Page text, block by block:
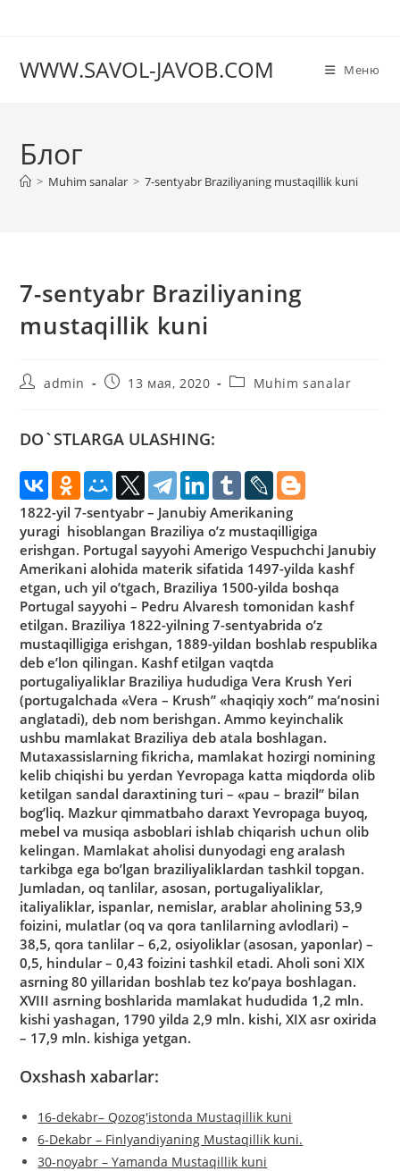
WWW.SAVOL-JAVOB.COM Меню
Блог
> Muhim sanalar > 7-sentyabr Braziliyaning mustaqillik kuni
7-sentyabr Braziliyaning
mustaqillik kuni
Авторadmin
Запись13 мая, 2020
РубрикаMuhim sanalar
DO`STLARGA ULASHING:
1822-yil 7-sentyabr – Janubiy Amerikaning
yuragi hisoblangan Braziliya o’z mustaqilligiga
erishgan. Portugal sayyohi Amerigo Vespuchchi Janubiy
Amerikani alohida materik sifatida 1497-yilda kashf
etgan, uch yil o’tgach, Braziliya 1500-yilda boshqa
Portugal sayyohi – Pedru Alvaresh tomonidan kashf
etilgan. Braziliya 1822-yilning 7-sentyabrida o’z
mustaqilligiga erishgan, 1889-yildan boshlab respublika
deb e’lon qilingan. Kashf etilgan vaqtda
portugaliyaliklar Braziliya hududiga Vera Krush Yeri
(portugalchada «Vera – Krush” «haqiqiy xoch” ma’nosini
anglatadi), deb nom berishgan. Ammo keyinchalik
ushbu mamlakat Braziliya deb atala boshlagan.
Mutaxassislarning fikricha, mamlakat hozirgi nomining
kelib chiqishi bu yerdan Yevropaga katta miqdorda olib
ketilgan sandal daraxtining turi – «pau – brazil” bilan
bog’liq. Mazkur qimmatbaho daraxt Yevropaga buyoq,
mebel va musiqa asboblari ishlab chiqarish uchun olib
kelingan. Mamlakat aholisi dunyodagi eng aralash
tarkibga ega bo’lgan braziliyaliklardan tashkil topgan.
Jumladan, oq tanlilar, asosan, portugaliyaliklar,
italiyaliklar, ispanlar, nemislar, arablar aholining 53,9
foizini, mulatlar (oq va qora tanlilarning avlodlari) –
38,5, qora tanlilar – 6,2, osiyoliklar (asosan, yaponlar) –
0,5, hindular – 0,43 foizini tashkil etadi. Aholi soni XIX
asrning 80 yillaridan boshlab tez ko’paya boshlagan.
XVIII asrning boshlarida mamlakat hududida 1,2 mln.
kishi yashagan, 1790 yilda 2,9 mln. kishi, XIX asr oxirida
– 17,9 mln. kishiga yetgan.
Oxshash xabarlar:
16-dekabr– Qozog'istonda Mustaqillik kuni
6-Dekabr – Finlyandiyaning Mustaqillik kuni.
30-noyabr – Yamanda Mustaqillik kuni